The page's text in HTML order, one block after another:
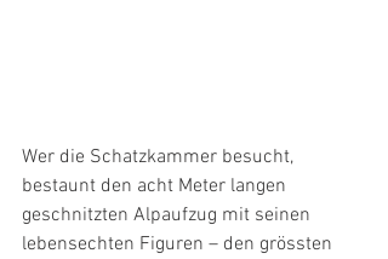
Wer die Schatzkammer besucht,
bestaunt den acht Meter langen
geschnitzten Alpaufzug mit seinen
lebensechten Figuren – den grössten